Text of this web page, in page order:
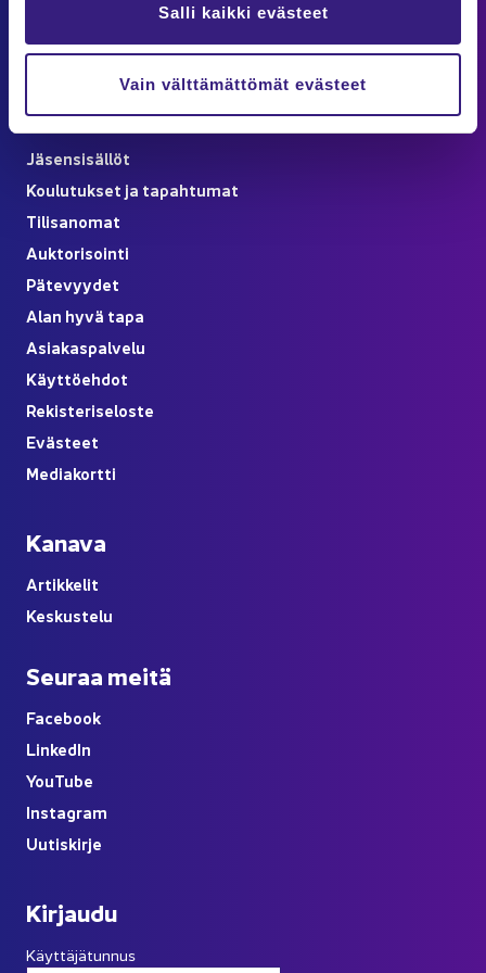
Salli kaikki evästeet
Vain välttämättömät evästeet
löy­dät Asiakaspalvelu-​sivulta
Verk­ko­kaup­pa­ti­lauk­sen pe­ruu­tus ku­lut­ta­jil­le
Oi­ko­po­lut
Jä­sen­si­säl­löt
Kou­lu­tuk­set ja ta­pah­tu­mat
Ti­li­sa­no­mat
Auk­to­ri­soin­ti
Pä­te­vyy­det
Alan hyvä tapa
Asia­kas­pal­ve­lu
Käyt­tö­eh­dot
Re­kis­te­ri­se­los­te
Eväs­teet
Me­dia­kort­ti
Ka­na­va
Ar­tik­ke­lit
Kes­kus­te­lu
Seu­raa meitä
Face­book
Lin­ke­dIn
YouTube
Ins­ta­gram
Uu­tis­kir­je
Kir­jau­du
Käyttäjätunnus